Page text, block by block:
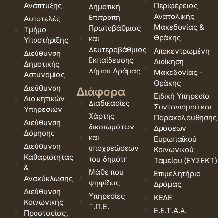
Ανάπτυξης
Αυτοτελές
Τμήμα
Υποστήριξης
Διεύθυνση
Δημοτικής
Αστυνομίας
Διεύθυνση
Διοικητικών
Υπηρεσιών
Διεύθυνση
Δόμησης
Διεύθυνση
Καθαριότητας
&
Ανακύκλωσης
Διεύθυνση
Κοινωνικής
Προστασίας,
Δημοτική
Επιτροπή
Πρωτοβάθμιας
και
Δευτεροβάθμιας
Εκπαίδευσης
Δήμου Δράμας
Διάφορα
Διαδικασίες
Χάρτης
δικαιωμάτων
και
υποχρεώσεων
του δημότη
Μάθε που
ψηφίζεις
Υπηρεσίες
Τ.Π.Ε.
Περιφέρειας
Ανατολικής
Μακεδονίας &
Θράκης
Αποκεντρωμένη
Διοίκηση
Μακεδονίας -
Θράκης
Ειδική Υπηρεσία
Συντονισμού και
Παρακολούθησης
Δράσεων
Ευρωπαϊκού
Κοινωνικού
Ταμείου (ΕΥΣΕΚΤ)
Επιμελητήριο
Δράμας
ΚΕΔΕ
Ε.Ε.Τ.Α.Α.